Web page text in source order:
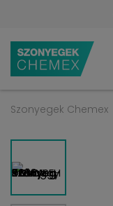
Szonyegek Chemex